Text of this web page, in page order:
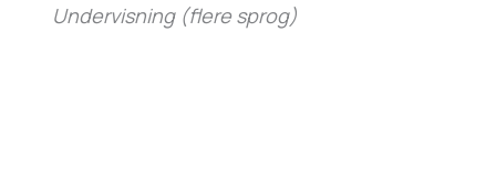
Undervisning (flere sprog)